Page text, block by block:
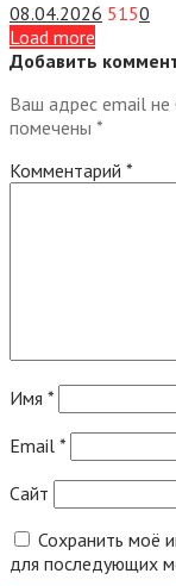
08.04.2026 5150
Load more
Добавить
Ваш адрес email не
помечены *
Комментарий *
Имя *
Email *
Сайт
Сохранить моё
для последующих